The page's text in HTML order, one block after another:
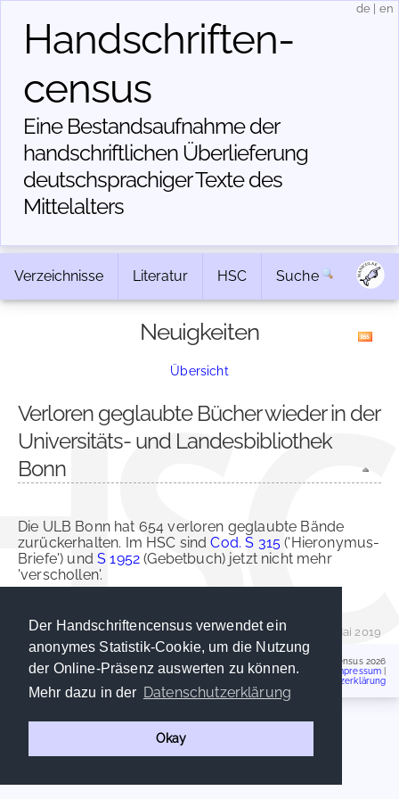
Der Handschriftencensus verwendet ein
anonymes Statistik-Cookie, um die Nutzung
der Online-Präsenz auswerten zu können.
Mehr dazu in der Datenschutzerklärung
Okay
Handschriften­
census
Eine Bestandsaufnahme der
handschriftlichen Über­lieferung
deutschsprachiger Texte des
Mittelalters
de en
Verzeichnisse Literatur HSC Suche
Neuigkeiten
Übersicht
Verloren geglaubte Bücher wieder in der
Universitäts- und Landesbibliothek
Bonn
Die ULB Bonn hat 654 verloren geglaubte Bände
zurückerhalten. Im HSC sindCod. S 315 ('Hieronymus-
Briefe') undS 1952 (Gebetbuch) jetzt nicht mehr
'verschollen'.
Daniel Könitz | 24. Mai 2019
Handschriftencensus 2026
Impressum
Datenschutzerklärung